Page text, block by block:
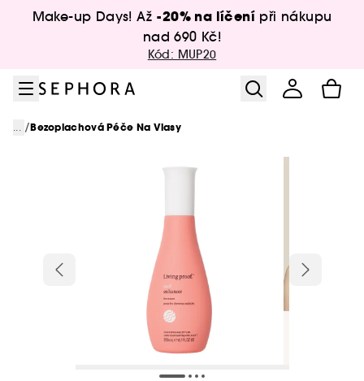
Přejít na hlavní obsah
Make-up Days! Až -20% na líčení při nákupu
nad 690 Kč!
Kód: MUP20
... /Bezoplachová Péče Na Vlasy